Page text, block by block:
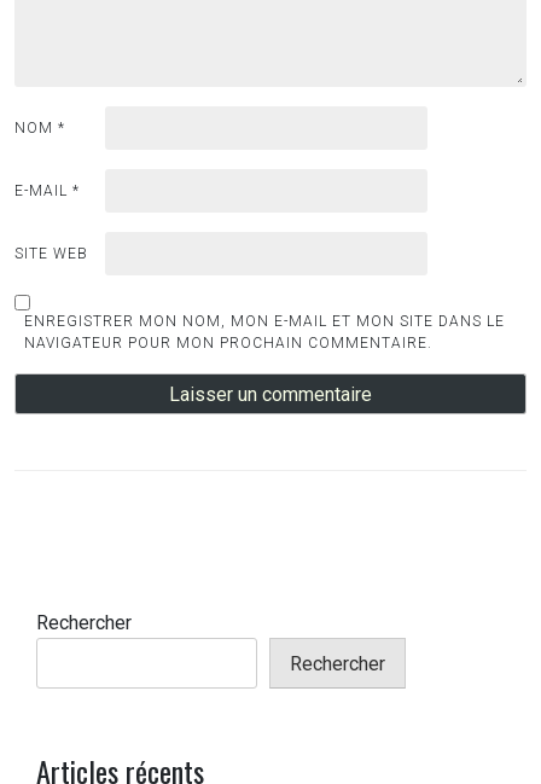
NOM *
E-MAIL *
SITE WEB
ENREGISTRER MON NOM, MON E-MAIL ET MON SITE DANS LE
NAVIGATEUR POUR MON PROCHAIN COMMENTAIRE.
Rechercher
Rechercher
Articles récents